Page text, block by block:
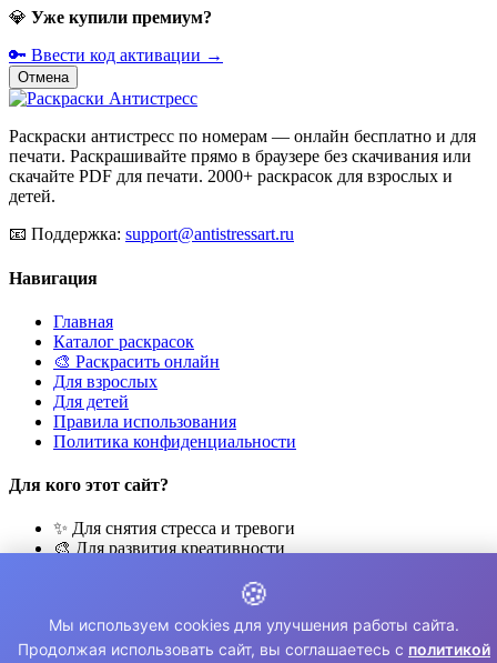
💎 Уже купили премиум?
🔑 Ввести код активации →
Отмена
Раскраски антистресс по номерам — онлайн бесплатно и для
печати. Раскрашивайте прямо в браузере без скачивания или
скачайте PDF для печати. 2000+ раскрасок для взрослых и
детей.
📧 Поддержка: support@antistressart.ru
Навигация
Главная
Каталог раскрасок
🎨 Раскрасить онлайн
Для взрослых
Для детей
Правила использования
Политика конфиденциальности
Для кого этот сайт?
✨ Для снятия стресса и тревоги
🎨 Для развития креативности
👨‍👩‍👧‍👦 Для семейного досуга
© 2026 Раскраски Антистресс. Все права защищены.
🍪
Мы используем cookies для улучшения работы сайта.
Продолжая использовать сайт, вы соглашаетесь с политикой